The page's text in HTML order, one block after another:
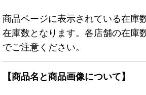
商品ページに表示されている在庫
在庫数となります。各店舗の在庫
でご注意ください。
【商品名と商品画像について】